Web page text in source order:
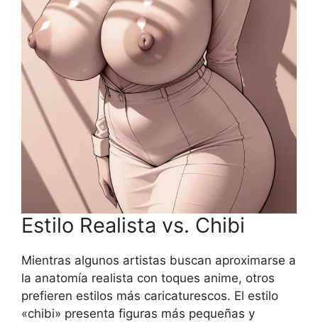
Estilo Realista vs. Chibi
Mientras algunos artistas buscan aproximarse a
la anatomía realista con toques anime, otros
prefieren estilos más caricaturescos. El estilo
«chibi» presenta figuras más pequeñas y